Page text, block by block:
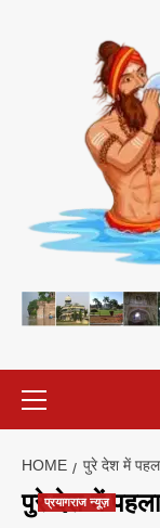
Menu
HOME पुरे देश में
पुरे देश में
प्रयागराज न्यूज़